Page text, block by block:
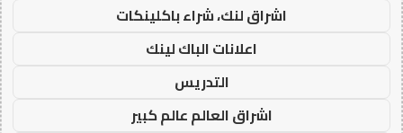
اشراق لنك، شراء باكلينكات
اعلانات الباك لينك
التدريس
اشراق العالم عالم كبير